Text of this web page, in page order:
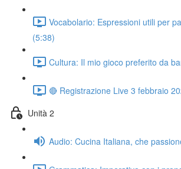
Vocabolario: Espressioni utili per
(5:38)
Cultura: Il mio gioco preferito da
🔴 Registrazione Live 3 febbraio
Unità 2
Audio: Cucina Italiana, che